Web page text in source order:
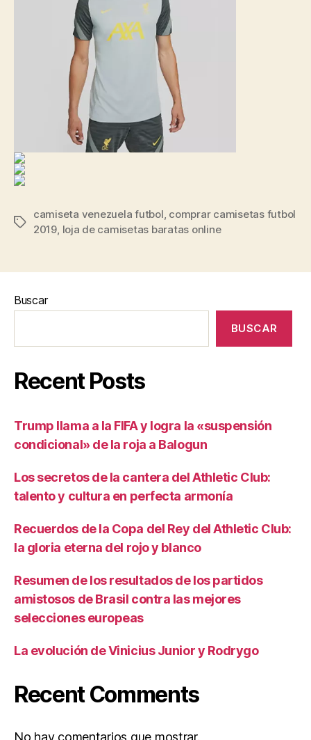
Etiquetas
camiseta venezuela futbol, comprar camisetas futbol
2019, loja de camisetas baratas online
Buscar
BUSCAR
Recent Posts
Trump llama a la FIFA y logra la «suspensión
condicional» de la roja a Balogun
Los secretos de la cantera del Athletic Club:
talento y cultura en perfecta armonía
Recuerdos de la Copa del Rey del Athletic Club:
la gloria eterna del rojo y blanco
Resumen de los resultados de los partidos
amistosos de Brasil contra las mejores
selecciones europeas
La evolución de Vinicius Junior y Rodrygo
Recent Comments
No hay comentarios que mostrar.